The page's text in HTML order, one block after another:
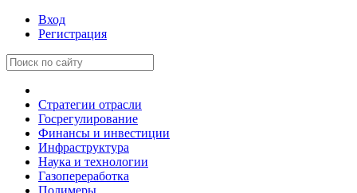
Вход
Регистрация
Стратегии отрасли
Госрегулирование
Финансы и инвестиции
Инфраструктура
Наука и технологии
Газопереработка
Полимеры